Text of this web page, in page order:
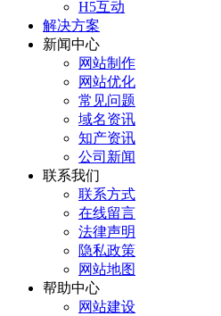
H5互动
解决方案
新闻中心
网站制作
网站优化
常见问题
域名资讯
知产资讯
公司新闻
联系我们
联系方式
在线留言
法律声明
隐私政策
网站地图
帮助中心
网站建设